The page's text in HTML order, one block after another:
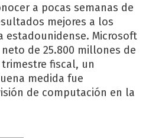
a pocas semanas de
mejores a los
estadounidense. Microsoft
de 25.800 millones de
fiscal, un
medida fue
de computación en la